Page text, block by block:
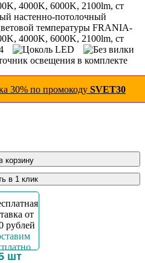
30% по промокоду SVET30
в корзину
в 1 клик
шт